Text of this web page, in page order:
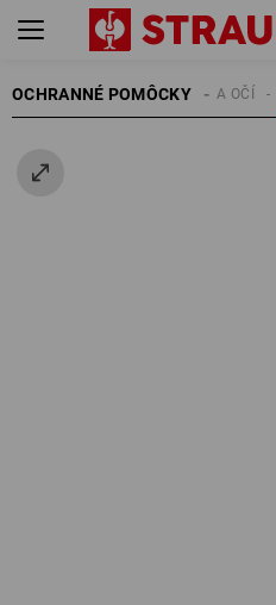
OCHRANNÉ POMÔCKYOCHRANA OČÍ